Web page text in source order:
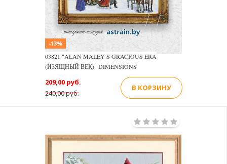
-13%
03821 "ALAN MALEY S GRACIOUS ERA
(ИЗЯЩНЫЙ ВЕК)" DIMENSIONS
240,00 руб.
209,00 руб.
В КОРЗИНУ